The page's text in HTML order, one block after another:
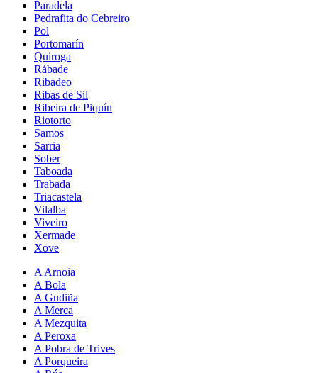
Paradela
Pedrafita do Cebreiro
Pol
Portomarín
Quiroga
Rábade
Ribadeo
Ribas de Sil
Ribeira de Piquín
Riotorto
Samos
Sarria
Sober
Taboada
Trabada
Triacastela
Vilalba
Viveiro
Xermade
Xove
A Arnoia
A Bola
A Gudiña
A Merca
A Mezquita
A Peroxa
A Pobra de Trives
A Porqueira